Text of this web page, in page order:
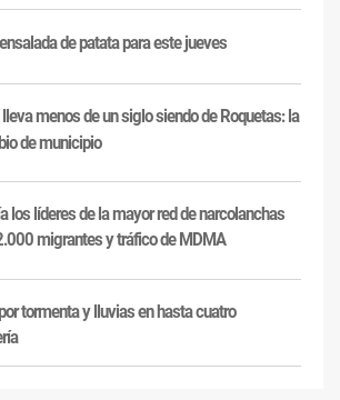
de patata para este jueves
menos de un siglo siendo de Roquetas: la
de municipio
los líderes de la mayor red de narcolanchas
migrantes y tráfico de MDMA
tormenta y lluvias en hasta cuatro